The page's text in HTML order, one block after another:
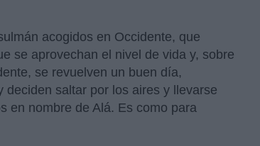
acogidos en Occidente, que
se aprovechan el nivel de vida y, sobre
se revuelven un buen día,
saltar por los aires y llevarse
en nombre de Alá. Es como para